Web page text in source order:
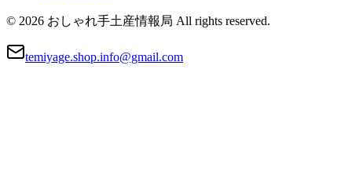
© 2026 おしゃれ手土産情報局 All rights reserved.
temiyage.shop.info@gmail.com